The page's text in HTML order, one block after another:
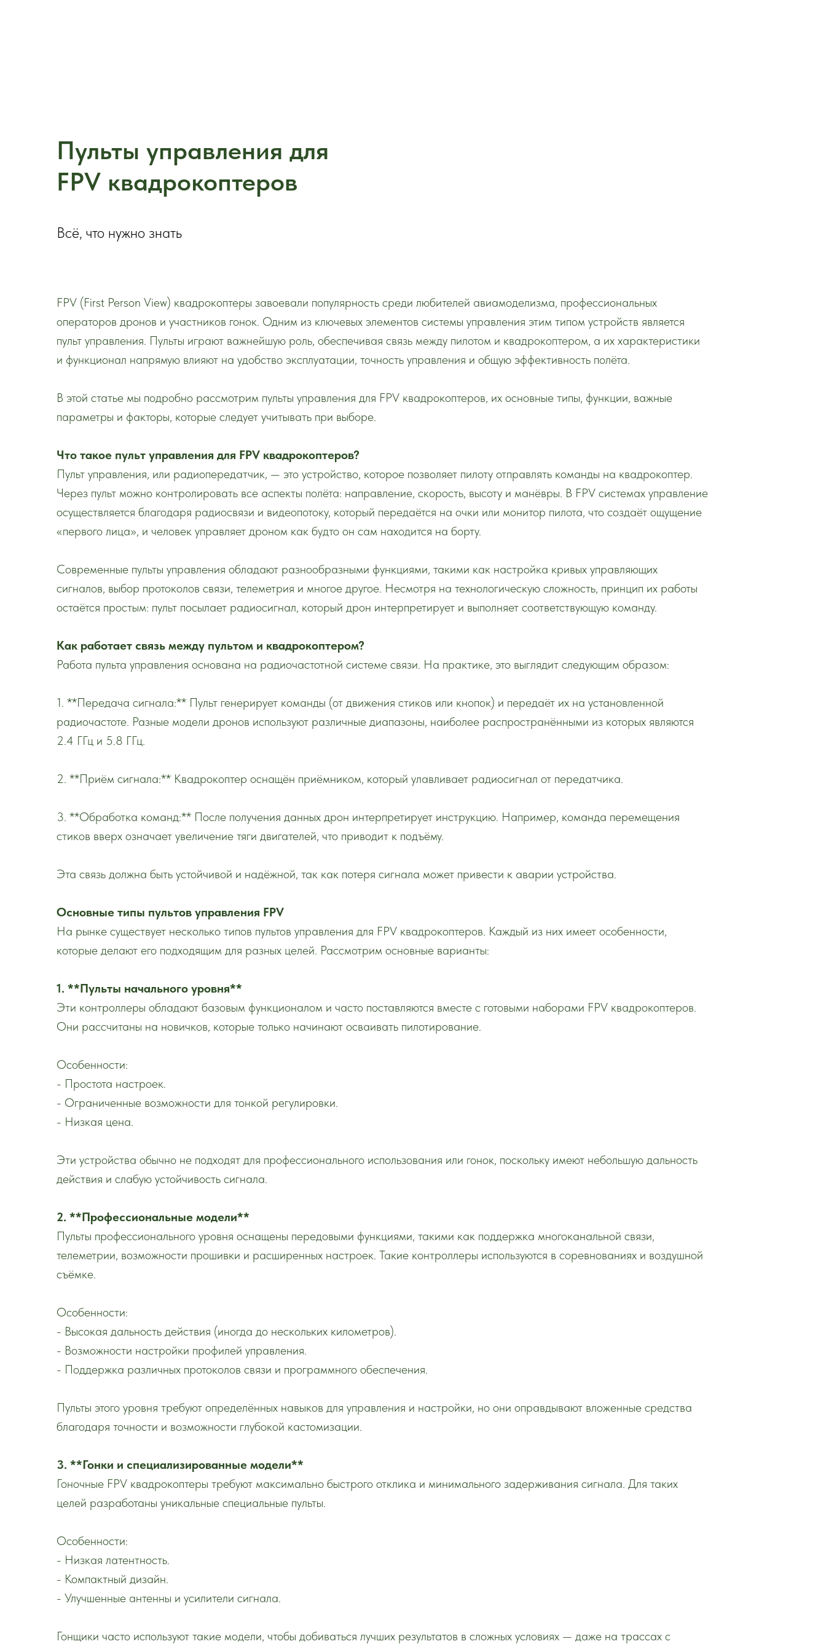
Пульты управления для
FPV квадрокоптеров
Всё, что нужно знать
FPV (First Person View) квадрокоптеры завоевали популярность среди любителей авиамоделизма, профессиональных
операторов дронов и участников гонок. Одним из ключевых элементов системы управления этим типом устройств является
пульт управления. Пульты играют важнейшую роль, обеспечивая связь между пилотом и квадрокоптером, а их характеристики
и функционал напрямую влияют на удобство эксплуатации, точность управления и общую эффективность полёта.
В этой статье мы подробно рассмотрим пульты управления для FPV квадрокоптеров, их основные типы, функции, важные
параметры и факторы, которые следует учитывать при выборе.
Что такое пульт управления для FPV квадрокоптеров?
Пульт управления, или радиопередатчик, — это устройство, которое позволяет пилоту отправлять команды на квадрокоптер.
Через пульт можно контролировать все аспекты полёта: направление, скорость, высоту и манёвры. В FPV системах управление
осуществляется благодаря радиосвязи и видеопотоку, который передаётся на очки или монитор пилота, что создаёт ощущение
«первого лица», и человек управляет дроном как будто он сам находится на борту.
Современные пульты управления обладают разнообразными функциями, такими как настройка кривых управляющих
сигналов, выбор протоколов связи, телеметрия и многое другое. Несмотря на технологическую сложность, принцип их работы
остаётся простым: пульт посылает радиосигнал, который дрон интерпретирует и выполняет соответствующую команду.
Как работает связь между пультом и квадрокоптером?
Работа пульта управления основана на радиочастотной системе связи. На практике, это выглядит следующим образом:
1. **Передача сигнала:** Пульт генерирует команды (от движения стиков или кнопок) и передаёт их на установленной
радиочастоте. Разные модели дронов используют различные диапазоны, наиболее распространёнными из которых являются
2.4 ГГц и 5.8 ГГц.
2. **Приём сигнала:** Квадрокоптер оснащён приёмником, который улавливает радиосигнал от передатчика.
3. **Обработка команд:** После получения данных дрон интерпретирует инструкцию. Например, команда перемещения
стиков вверх означает увеличение тяги двигателей, что приводит к подъёму.
Эта связь должна быть устойчивой и надёжной, так как потеря сигнала может привести к аварии устройства.
Основные типы пультов управления FPV
На рынке существует несколько типов пультов управления для FPV квадрокоптеров. Каждый из них имеет особенности,
которые делают его подходящим для разных целей. Рассмотрим основные варианты:
1. **Пульты начального уровня**
Эти контроллеры обладают базовым функционалом и часто поставляются вместе с готовыми наборами FPV квадрокоптеров.
Они рассчитаны на новичков, которые только начинают осваивать пилотирование.
Особенности:
- Простота настроек.
- Ограниченные возможности для тонкой регулировки.
- Низкая цена.
Эти устройства обычно не подходят для профессионального использования или гонок, поскольку имеют небольшую дальность
действия и слабую устойчивость сигнала.
2. **Профессиональные модели**
Пульты профессионального уровня оснащены передовыми функциями, такими как поддержка многоканальной связи,
телеметрии, возможности прошивки и расширенных настроек. Такие контроллеры используются в соревнованиях и воздушной
съёмке.
Особенности:
- Высокая дальность действия (иногда до нескольких километров).
- Возможности настройки профилей управления.
- Поддержка различных протоколов связи и программного обеспечения.
Пульты этого уровня требуют определённых навыков для управления и настройки, но они оправдывают вложенные средства
благодаря точности и возможности глубокой кастомизации.
3. **Гонки и специализированные модели**
Гоночные FPV квадрокоптеры требуют максимально быстрого отклика и минимального задерживания сигнала. Для таких
целей разработаны уникальные специальные пульты.
Особенности:
- Низкая латентность.
- Компактный дизайн.
- Улучшенные антенны и усилители сигнала.
Гонщики часто используют такие модели, чтобы добиваться лучших результатов в сложных условиях — даже на трассах с